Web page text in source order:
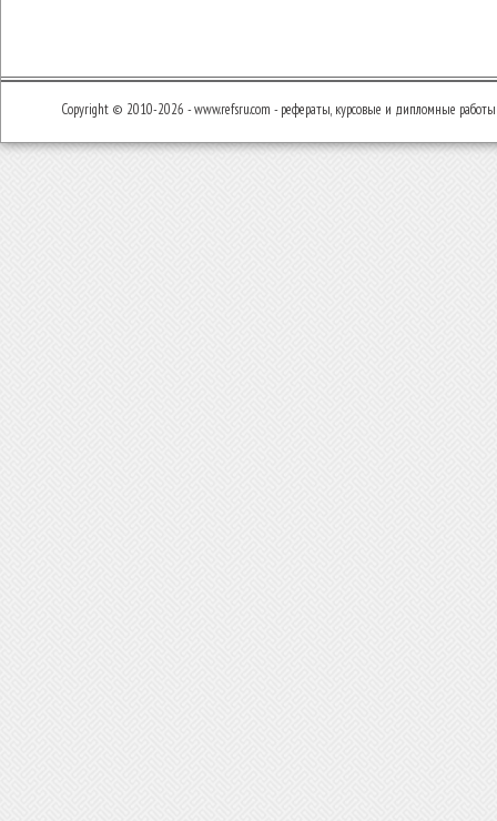
Copyright © 2010-2026 - www.refsru.com - рефераты, курсовые и дипломные работы